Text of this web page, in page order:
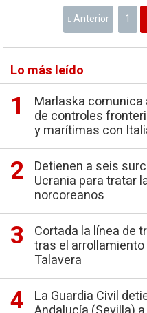
Anterior 1
Lo más leído
Marlaska comunica
de controles
y marítimas con
Detienen a seis
Ucrania para tratar
norcoreanos
Cortada la línea de
tras el
Talavera
La Guardia Civil